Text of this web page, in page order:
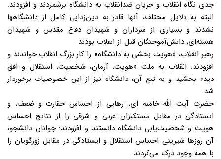
جدی نگاه انقلاب و جریان ضدانقلاب به دانشگاه برشمردند و افزودند:
البته به دلایل مختلف، آنها قادر به دین‌زدایی کامل از دانشگاهها
نشدند و بسیاری از سرداران و شهیدان دفاع مقدس و شهیدان
هسته‌ای، دانش‌آموختگان قبل از انقلاب بودند
رهبر انقلاب، «هویت بخشی به دانشگاه» را کار بزرگ انقلاب خواندند و
افزودند: انقلاب به ملت «هویت، آرمان، شخصیت، استقلال و افق
دید» بخشید و به تبع آن، دانشگاه نیز از این خصوصیات برخوردار
شد.
حضرت آیت الله خامنه ای، رهایی از احساس حقارت و ضعف، و
ایستادگی در مقابل مستکبران غربی و شرقی را از نتایج احساس
هویت و شخصیت‌یابی دانشگاه دانستند و افزودند: جوانان دانشجو،
آن روزها شیرینی احساس استقلال و ایستادگی در مقابل زورگویان را
با همه وجود درک می‌کردند.